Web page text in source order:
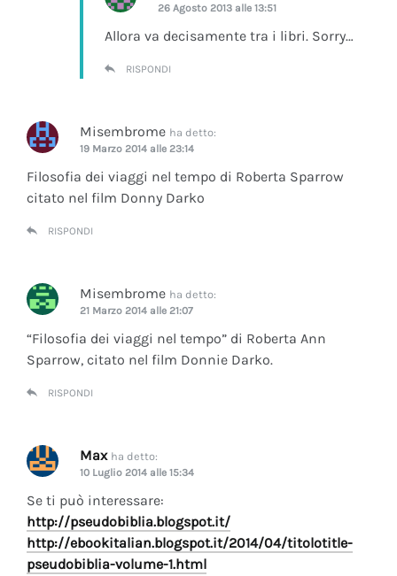
26 Agosto 2013 alle 13:51
Allora va decisamente tra i libri. Sorry…
RISPONDI
Misembrome ha detto:
19 Marzo 2014 alle 23:14
Filosofia dei viaggi nel tempo di Roberta Sparrow
citato nel film Donny Darko
RISPONDI
Misembrome ha detto:
21 Marzo 2014 alle 21:07
“Filosofia dei viaggi nel tempo” di Roberta Ann
Sparrow, citato nel film Donnie Darko.
RISPONDI
Max ha detto:
10 Luglio 2014 alle 15:34
Se ti può interessare:
http://pseudobiblia.blogspot.it/
http://ebookitalian.blogspot.it/2014/04/titolotitle-
pseudobiblia-volume-1.html